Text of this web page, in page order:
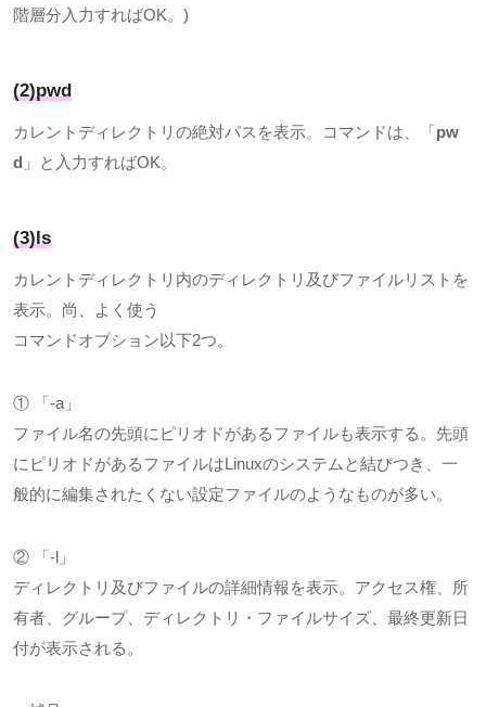
階層分入力すればOK。 )
(2)pwd
カレントディレクトリの絶対パスを表示。コマンドは、「 pw
d 」と入力すればOK。
(3)ls
カレントディレクトリ内のディレクトリ及びファイルリストを
表示。尚、よく使う
コマンドオプション以下2つ。
① 「 -a」
ファイル名の先頭にピリオドがあるファイルも表示する。先頭
にピリオドがあるファイルはLinuxのシステムと結びつき、一
般的に編集されたくない設定ファイルのようなものが多い。
② 「 -l 」
ディレクトリ及びファイルの詳細情報を表示。アクセス権、所
有者、グループ、ディレクトリ・ファイルサイズ、最終更新日
付が表示される。